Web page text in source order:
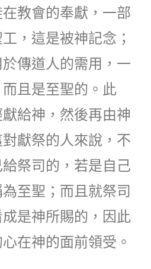
教會的奉獻，一部
，這是被神記念；
傳道人的需用，一
且是至聖的。此
給神，然後再由神
獻祭的人來說，不
祭司的，若是自己
至聖；而且就祭司
是神所賜的，因此
在神的面前領受。